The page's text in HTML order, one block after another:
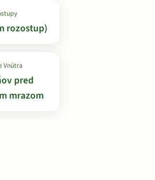
rozostup)
Vnútra
pred
mrazom